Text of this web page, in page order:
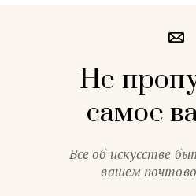
Не
самое
Все об искусстве
вашем